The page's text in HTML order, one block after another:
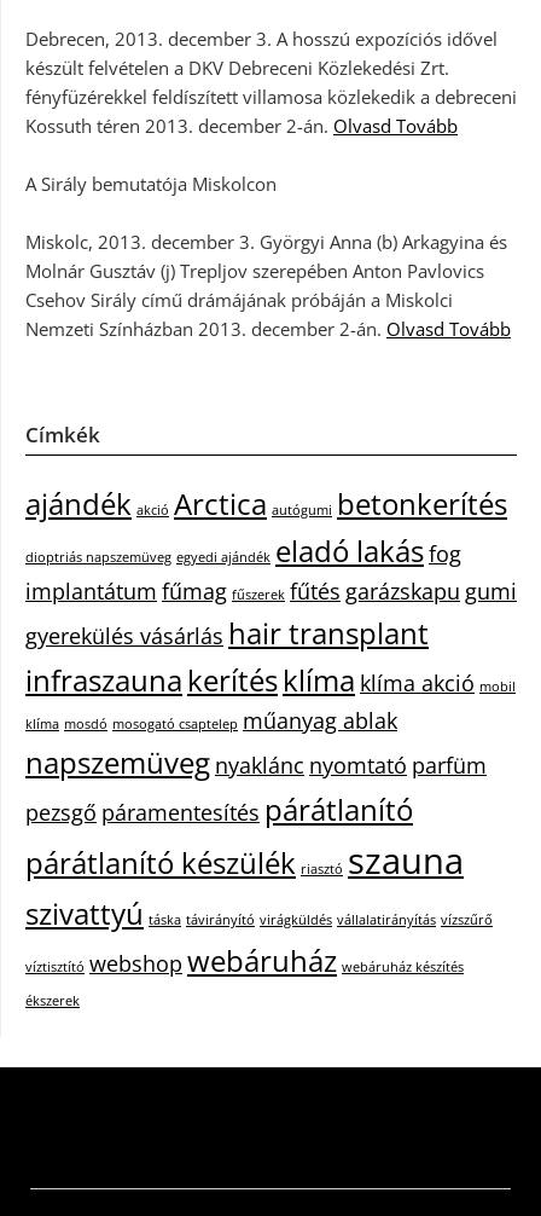
Debrecen, 2013. december 3. A hosszú expozíciós idővel
készült felvételen a DKV Debreceni Közlekedési Zrt.
fényfüzérekkel feldíszített villamosa közlekedik a debreceni
Kossuth téren 2013. december 2-án. Olvasd Tovább
A Sirály bemutatója Miskolcon
Miskolc, 2013. december 3. Györgyi Anna (b) Arkagyina és
Molnár Gusztáv (j) Trepljov szerepében Anton Pavlovics
Csehov Sirály című drámájának próbáján a Miskolci
Nemzeti Színházban 2013. december 2-án. Olvasd Tovább
Címkék
ajándék akció Arctica autógumi betonkerítés
dioptriás napszemüveg egyedi ajándék eladó lakásfog
implantátum fűmag fűszerek fűtés garázskapu gumi
gyerekülés vásárlás hair transplant
infraszauna kerítésklíma klíma akció mobil
klíma mosdó mosogató csaptelep műanyag ablak
napszemüveg nyaklánc nyomtató parfüm
pezsgő páramentesítés párátlanító
párátlanító készülék riasztó szauna
szivattyú táska távirányító virágküldés vállalatirányítás vízszűrő
víztisztító webshop webáruház webáruház készítés
ékszerek